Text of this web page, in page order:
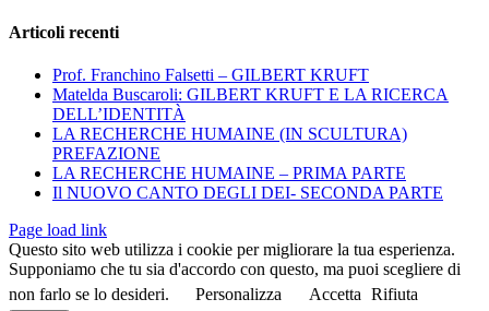
Articoli recenti
Prof. Franchino Falsetti – GILBERT KRUFT
Matelda Buscaroli: GILBERT KRUFT E LA RICERCA
DELL’IDENTITÀ
LA RECHERCHE HUMAINE (IN SCULTURA)
PREFAZIONE
LA RECHERCHE HUMAINE – PRIMA PARTE
Il NUOVO CANTO DEGLI DEI- SECONDA PARTE
Page load link
Questo sito web utilizza i cookie per migliorare la tua esperienza.
Supponiamo che tu sia d'accordo con questo, ma puoi scegliere di
non farlo se lo desideri.
Personalizza Accetta Rifiuta